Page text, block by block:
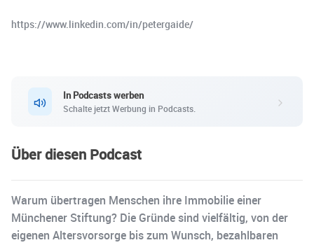
https://www.linkedin.com/in/petergaide/
In Podcasts werben
Schalte jetzt Werbung in Podcasts.
Über diesen Podcast
Warum übertragen Menschen ihre Immobilie einer
Münchener Stiftung? Die Gründe sind vielfältig, von der
eigenen Altersvorsorge bis zum Wunsch, bezahlbaren